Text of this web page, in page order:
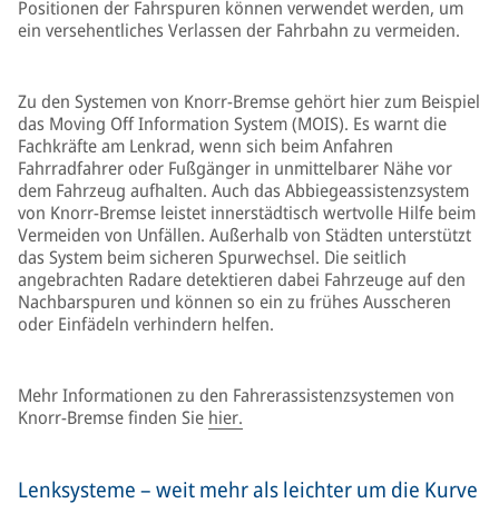
Positionen der Fahrspuren können verwendet werden, um
ein versehentliches Verlassen der Fahrbahn zu vermeiden.
Zu den Systemen von Knorr-Bremse gehört hier zum Beispiel
das Moving Off Information System (MOIS). Es warnt die
Fachkräfte am Lenkrad, wenn sich beim Anfahren
Fahrradfahrer oder Fußgänger in unmittelbarer Nähe vor
dem Fahrzeug aufhalten. Auch das Abbiegeassistenzsystem
von Knorr-Bremse leistet innerstädtisch wertvolle Hilfe beim
Vermeiden von Unfällen. Außerhalb von Städten unterstützt
das System beim sicheren Spurwechsel. Die seitlich
angebrachten Radare detektieren dabei Fahrzeuge auf den
Nachbarspuren und können so ein zu frühes Ausscheren
oder Einfädeln verhindern helfen.
Mehr Informationen zu den Fahrerassistenzsystemen von
Knorr-Bremse finden Sie hier.
Lenksysteme – weit mehr als leichter um die Kurve